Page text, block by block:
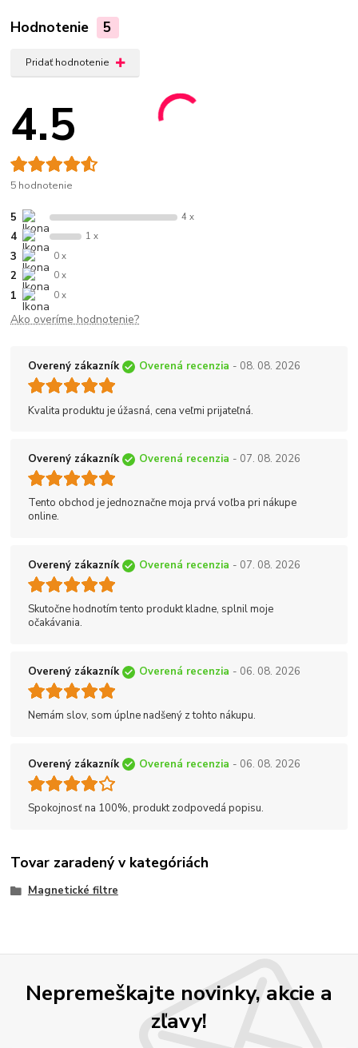
Hodnotenie 5
Pridať hodnotenie
4.5
5 hodnotenie
5 4 x
4 1 x
3 0 x
2 0 x
1 0 x
Ako overíme hodnotenie?
Overený zákazník Overená recenzia - 08. 08. 2026
Kvalita produktu je úžasná, cena veľmi prijateľná.
Overený zákazník Overená recenzia - 07. 08. 2026
Tento obchod je jednoznačne moja prvá voľba pri nákupe
online.
Overený zákazník Overená recenzia - 07. 08. 2026
Skutočne hodnotím tento produkt kladne, splnil moje
očakávania.
Overený zákazník Overená recenzia - 06. 08. 2026
Nemám slov, som úplne nadšený z tohto nákupu.
Overený zákazník Overená recenzia - 06. 08. 2026
Spokojnosť na 100%, produkt zodpovedá popisu.
Tovar zaradený v kategóriách
Magnetické filtre
Nepremeškajte novinky, akcie a
zľavy!